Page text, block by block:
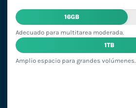
16GB
Adecuado para multitarea moderada.
1TB
Amplio espacio para grandes volúmenes.